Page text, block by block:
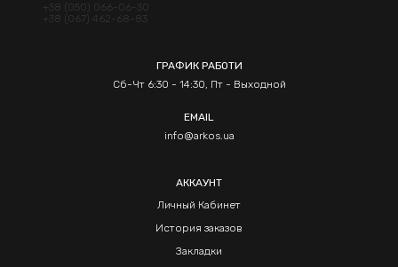
+38 (050) 066-06-30
+38 (067) 462-68-83
ГРАФИК РАБОТИ
Сб-Чт 6:30 - 14:30, Пт - Выходной
EMAIL
info@arkos.ua
АККАУНТ
Личный Кабинет
История заказов
Закладки